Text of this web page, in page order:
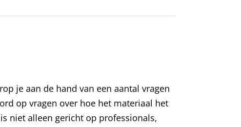
je aan de hand van een aantal vragen
op vragen over hoe het materiaal het
niet alleen gericht op professionals,